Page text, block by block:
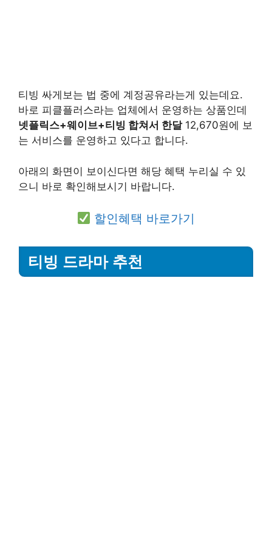
티빙 싸게보는 법 중에 계정공유라는게 있는데요.
바로 피클플러스라는 업체에서 운영하는 상품인데
넷플릭스+웨이브+티빙 합쳐서 한달12,670원에 보
는 서비스를 운영하고 있다고 합니다.
아래의 화면이 보이신다면 해당 혜택 누리실 수 있
으니 바로 확인해보시기 바랍니다.
할인혜택 바로가기
티빙 드라마 추천